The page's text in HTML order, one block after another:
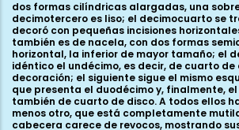
dos formas cilíndricas alargadas, una
decimotercero es liso; el decimocuarto se
decoró con pequeñas incisiones
también es de nacela, con dos formas
horizontal, la inferior de mayor tamaño; el
idéntico el undécimo, es decir, de cuarto de
decoración; el siguiente sigue el mismo
que presenta el duodécimo y, finalmente,
también de cuarto de disco. A todos ellos
menos otro, que está completamente
cabecera carece de revocos, mostrando